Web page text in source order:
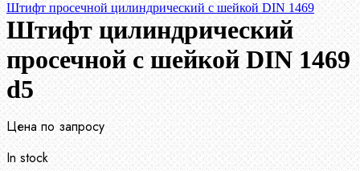
Штифт просечной цилиндрический с шейкой DIN 1469
Штифт цилиндрический
просечной с шейкой DIN 1469
d5
Цена по запросу
In stock